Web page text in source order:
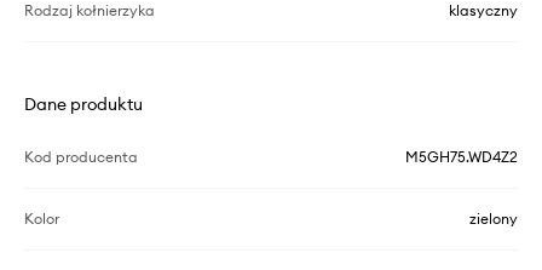
Rodzaj kołnierzyka klasyczny
Dane produktu
Kod producenta M5GH75.WD4Z2
Kolor zielony